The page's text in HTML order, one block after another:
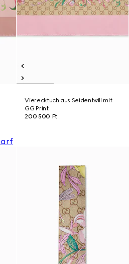
Vierecktuch aus Seidentwill mit
GG Print
200 500 Ft